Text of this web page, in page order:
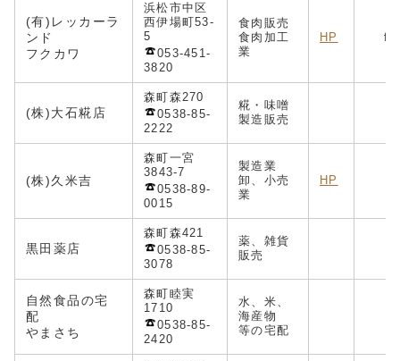
(有)レッカーラ
ンド
フクカワ
浜松市中区
西伊場町53-
5
053-451-
3820
食肉販売
食肉加工
業
HP
(株)大石糀店
森町森270
0538-85-
2222
糀・味噌
製造販売
(株)久米吉
森町一宮
3843-7
0538-89-
0015
製造業
卸、小売
業
HP
黒田薬店
森町森421
0538-85-
3078
薬、雑貨
販売
自然食品の宅
配
やまさち
森町睦実
1710
0538-85-
2420
水、米、
海産物
等の宅配